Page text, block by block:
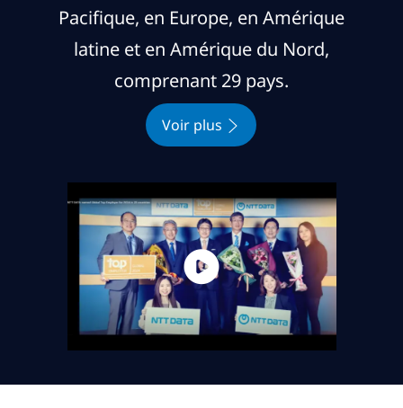
Pacifique, en Europe, en Amérique
latine et en Amérique du Nord,
comprenant 29 pays.
Voir plus